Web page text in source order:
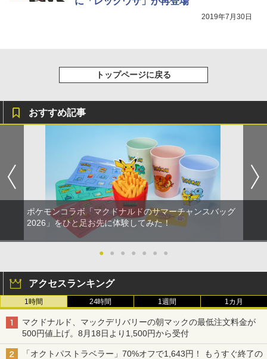
2019年7月30日
トップページに戻る
おすすめ記事
ポケモンコラボ「マクドナルドのサマーチャンスバッグ
2026」をひと足お先に体験してみた！
● ● ● ● ● ● ●
アクセスランキング
1時間 24時間 1週間 1カ月
マクドナルド、マックデリバリーの朝マックの最低注文料金が
500円値上げ。8月18日より1,500円から受付
「オクトパストラベラー」70%オフで1,643円！ もうすぐ終了の